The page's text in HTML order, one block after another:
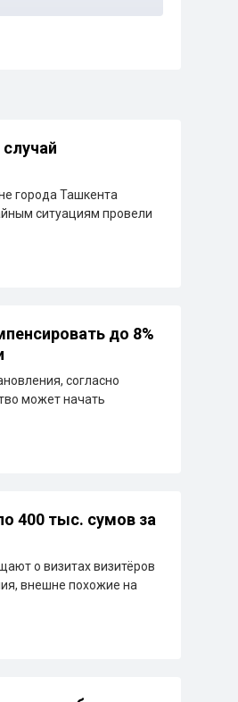
города Ташкента
ситуациям провели
до 8%
согласно
может начать
400 тыс. сумов за
о визитах визитёров
внешне похожие на